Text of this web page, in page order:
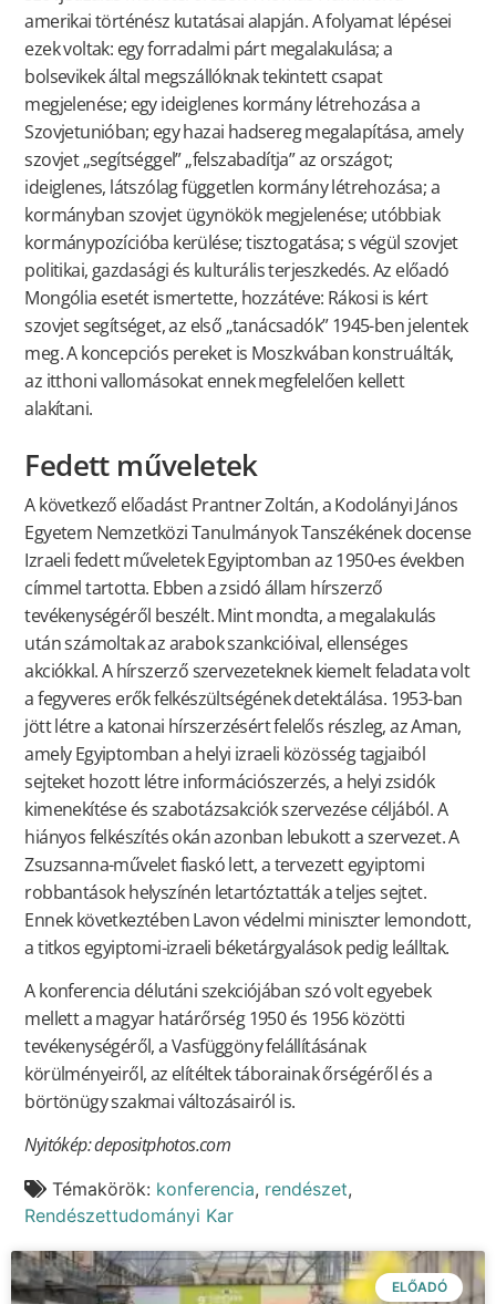
amerikai történész kutatásai alapján. A folyamat lépései
ezek voltak: egy forradalmi párt megalakulása; a
bolsevikek által megszállóknak tekintett csapat
megjelenése; egy ideiglenes kormány létrehozása a
Szovjetunióban; egy hazai hadsereg megalapítása, amely
szovjet „segítséggel” „felszabadítja” az országot;
ideiglenes, látszólag független kormány létrehozása; a
kormányban szovjet ügynökök megjelenése; utóbbiak
kormánypozícióba kerülése; tisztogatása; s végül szovjet
politikai, gazdasági és kulturális terjeszkedés. Az előadó
Mongólia esetét ismertette, hozzátéve: Rákosi is kért
szovjet segítséget, az első „tanácsadók” 1945-ben jelentek
meg. A koncepciós pereket is Moszkvában konstruálták,
az itthoni vallomásokat ennek megfelelően kellett
alakítani.
Fedett műveletek
A következő előadást Prantner Zoltán, a Kodolányi János
Egyetem Nemzetközi Tanulmányok Tanszékének docense
Izraeli fedett műveletek Egyiptomban az 1950-es években
címmel tartotta. Ebben a zsidó állam hírszerző
tevékenységéről beszélt. Mint mondta, a megalakulás
után számoltak az arabok szankcióival, ellenséges
akciókkal. A hírszerző szervezeteknek kiemelt feladata volt
a fegyveres erők felkészültségének detektálása. 1953-ban
jött létre a katonai hírszerzésért felelős részleg, az Aman,
amely Egyiptomban a helyi izraeli közösség tagjaiból
sejteket hozott létre információszerzés, a helyi zsidók
kimenekítése és szabotázsakciók szervezése céljából. A
hiányos felkészítés okán azonban lebukott a szervezet. A
Zsuzsanna-művelet fiaskó lett, a tervezett egyiptomi
robbantások helyszínén letartóztatták a teljes sejtet.
Ennek következtében Lavon védelmi miniszter lemondott,
a titkos egyiptomi-izraeli béketárgyalások pedig leálltak.
A konferencia délutáni szekciójában szó volt egyebek
mellett a magyar határőrség 1950 és 1956 közötti
tevékenységéről, a Vasfüggöny felállításának
körülményeiről, az elítéltek táborainak őrségéről és a
börtönügy szakmai változásairól is.
Nyitókép: depositphotos.com
Témakörök: konferencia, rendészet,
Rendészettudományi Kar
ELŐADÓ